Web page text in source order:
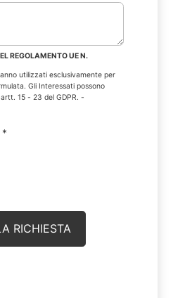
REGOLAMENTO UE N.
utilizzati esclusivamente per
Gli Interessati possono
15 - 23 del GDPR. -
*